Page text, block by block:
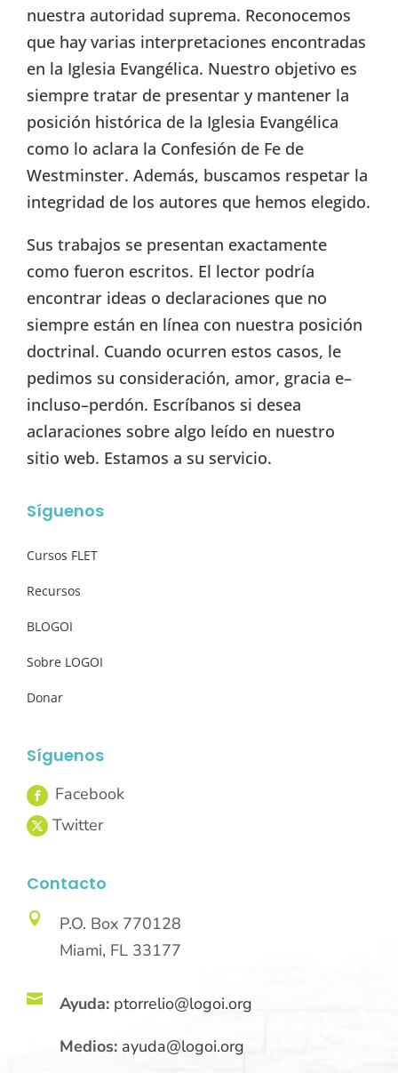
nuestra autoridad suprema. Reconocemos
que hay varias interpretaciones encontradas
en la Iglesia Evangélica. Nuestro objetivo es
siempre tratar de presentar y mantener la
posición histórica de la Iglesia Evangélica
como lo aclara la Confesión de Fe de
Westminster. Además, buscamos respetar la
integridad de los autores que hemos elegido.
Sus trabajos se presentan exactamente
como fueron escritos. El lector podría
encontrar ideas o declaraciones que no
siempre están en línea con nuestra posición
doctrinal. Cuando ocurren estos casos, le
pedimos su consideración, amor, gracia e–
incluso–perdón. Escríbanos si desea
aclaraciones sobre algo leído en nuestro
sitio web. Estamos a su servicio.
Síguenos
Cursos FLET
Recursos
BLOGOI
Sobre LOGOI
Donar
Síguenos
Contacto

P.O. Box 770128
Miami, FL 33177
 Ayuda: ptorrelio@logoi.org
Medios: ayuda@logoi.org